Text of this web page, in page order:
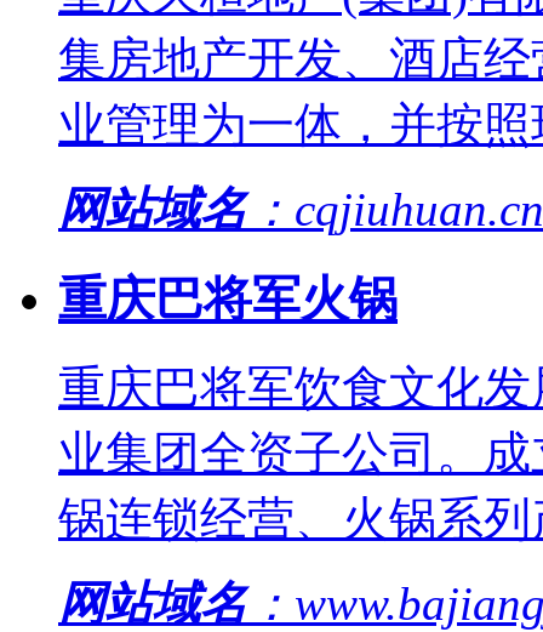
集房地产开发、酒店
业管理为一体，并按
网站域名：
重庆巴将军火锅
重庆巴将军饮食文化
业集团全资子公司。
锅连锁经营、火锅系
网站域名：